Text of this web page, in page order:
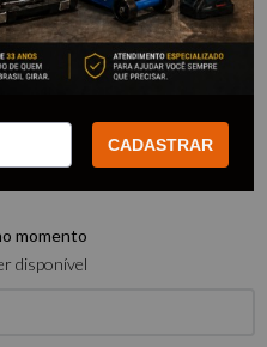
10 x 11 mm -
momento
disponível
CADASTRAR